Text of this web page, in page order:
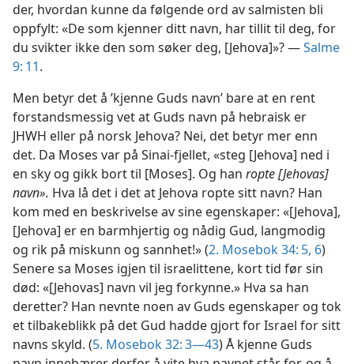
der, hvordan kunne da følgende ord av salmisten bli
oppfylt: «De som kjenner ditt navn, har tillit til deg, for
du svikter ikke den som søker deg, [Jehova]»? —Salme
9: 11.
Men betyr det å ’kjenne Guds navn’ bare at en rent
forstandsmessig vet at Guds navn på hebraisk er
JHWH eller på norsk Jehova? Nei, det betyr mer enn
det. Da Moses var på Sinai-fjellet, «steg [Jehova] ned i
en sky og gikk bort til [Moses]. Og han ropte [Jehovas]
navn». Hva lå det i det at Jehova ropte sitt navn? Han
kom med en beskrivelse av sine egenskaper: «[Jehova],
[Jehova] er en barmhjertig og nådig Gud, langmodig
og rik på miskunn og sannhet!» (2. Mosebok 34: 5, 6)
Senere sa Moses igjen til israelittene, kort tid før sin
død: «[Jehovas] navn vil jeg forkynne.» Hva sa han
deretter? Han nevnte noen av Guds egenskaper og tok
et tilbakeblikk på det Gud hadde gjort for Israel for sitt
navns skyld. (5. Mosebok 32: 3—43) Å kjenne Guds